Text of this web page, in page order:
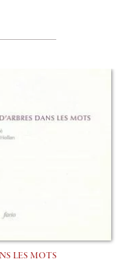
les mots